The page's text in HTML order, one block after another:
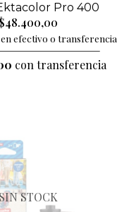
Pro 400
$48.400,00
efectivo o transferencia
con transferencia
SIN STOCK